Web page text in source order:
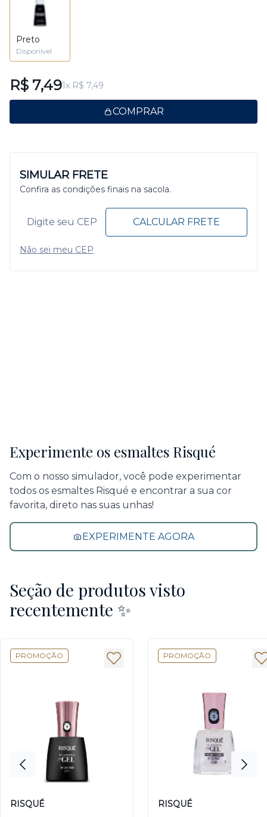
Preto
Disponível
R$ 7,491x R$ 7,49
COMPRAR
SIMULAR FRETE
Confira as condições finais na sacola.
CALCULAR FRETE
Não sei meu CEP
Experimente os esmaltes Risqué
Com o nosso simulador, você pode experimentar
todos os esmaltes Risqué e encontrar a sua cor
favorita, direto nas suas unhas!
EXPERIMENTE AGORA
Seção de produtos visto
recentemente ✨
PROMOÇÃO
RISQUÉ
PROMOÇÃO
RISQUÉ